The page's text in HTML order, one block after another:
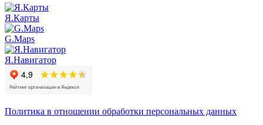
Я.Карты
G.Maps
Я.Навигатор
Политика в отношении обработки персональных данных